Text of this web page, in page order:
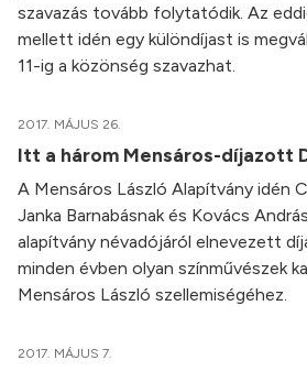
szavazás tovább folytatódik. Az
mellett idén egy különdíjast is
11-ig a közönség szavazhat.
2017. MÁJUS 26.
Itt a három Mensáros-díjazott
A Mensáros László Alapítvány idén
Janka Barnabásnak és Kovács
alapítvány névadójáról elnevezett
minden évben olyan színművészek
Mensáros László szellemiségéhez.
2017. MÁJUS 7.